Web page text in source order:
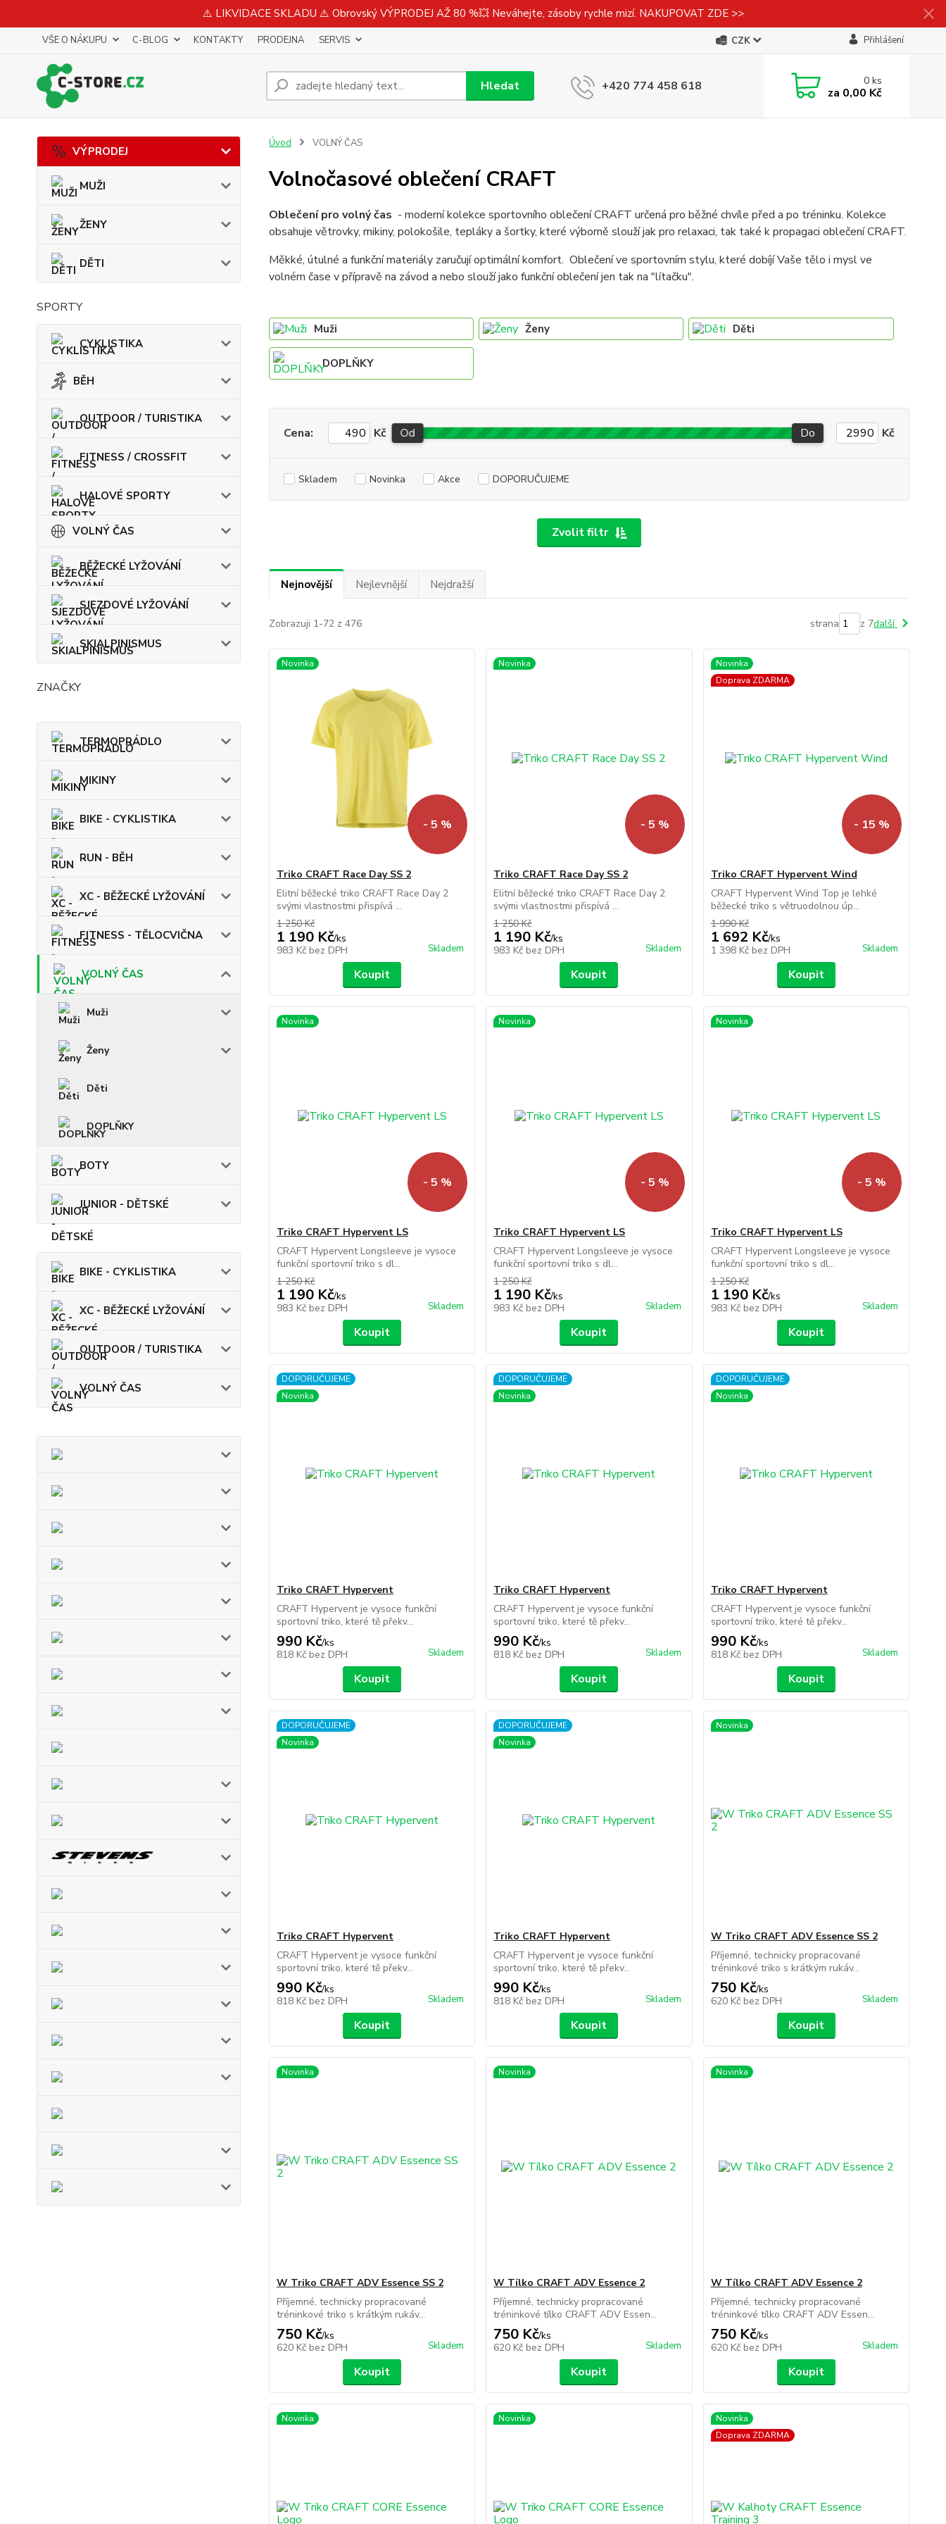
⚠️ LIKVIDACE SKLADU ⚠️ Obrovský VÝPRODEJ AŽ 80 %💥 Neváhejte, zásoby rychle mizí. NAKUPOVAT ZDE >>
VŠE O NÁKUPU C-BLOG KONTAKTY PRODEJNA SERVIS CZK Přihlášení
Hledat +420 774 458 618 0ks
za 0,00 Kč
VÝPRODEJ
MUŽI
ŽENY
DĚTI
SPORTY
CYKLISTIKA
BĚH
OUTDOOR / TURISTIKA
FITNESS / CROSSFIT
HALOVÉ SPORTY
VOLNÝ ČAS
BĚŽECKÉ LYŽOVÁNÍ
SJEZDOVÉ LYŽOVÁNÍ
SKIALPINISMUS
ZNAČKY
TERMOPRÁDLO
MIKINY
BIKE - CYKLISTIKA
RUN - BĚH
XC - BĚŽECKÉ LYŽOVÁNÍ
FITNESS - TĚLOCVIČNA
VOLNÝ ČAS
Muži
Ženy
Děti
DOPLŇKY
BOTY
JUNIOR - DĚTSKÉ
BIKE - CYKLISTIKA
XC - BĚŽECKÉ LYŽOVÁNÍ
OUTDOOR / TURISTIKA
VOLNÝ ČAS
Úvod VOLNÝ ČAS
Volnočasové oblečení CRAFT
Oblečení pro volný čas - moderní kolekce sportovního oblečení CRAFT určená pro běžné chvíle před a po tréninku. Kolekce
obsahuje větrovky, mikiny, polokošile, tepláky a šortky, které výborně slouží jak pro relaxaci, tak také k propagaci oblečení CRAFT.
Měkké, útulné a funkční materiály zaručují optimální komfort. Oblečení ve sportovním stylu, které dobíjí Vaše tělo i mysl ve
volném čase v přípravě na závod a nebo slouží jako funkční oblečení jen tak na "lítačku".
Muži Ženy Děti
DOPLŇKY
Zvolit filtr
Cena: Kč Od Do Kč
Skladem Novinka Akce DOPORUČUJEME
Nejnovější Nejlevnější Nejdražší
Zobrazuji 1-72 z 476 strana z 7další
Novinka
- 5 %
Triko CRAFT Race Day SS 2
Elitní běžecké triko CRAFT Race Day 2
svými vlastnostmi přispívá ...
1 250 Kč
1 190 Kč/ks
983 Kč bez DPH Skladem
Koupit
Novinka
- 5 %
Triko CRAFT Race Day SS 2
Elitní běžecké triko CRAFT Race Day 2
svými vlastnostmi přispívá ...
1 250 Kč
1 190 Kč/ks
983 Kč bez DPH Skladem
Koupit
Novinka
Doprava ZDARMA
- 15 %
Triko CRAFT Hypervent Wind
CRAFT Hypervent Wind Top je lehké
běžecké triko s větruodolnou úp...
1 990 Kč
1 692 Kč/ks
1 398 Kč bez DPH Skladem
Koupit
Novinka
- 5 %
Triko CRAFT Hypervent LS
CRAFT Hypervent Longsleeve je vysoce
funkční sportovní triko s dl...
1 250 Kč
1 190 Kč/ks
983 Kč bez DPH Skladem
Koupit
Novinka
- 5 %
Triko CRAFT Hypervent LS
CRAFT Hypervent Longsleeve je vysoce
funkční sportovní triko s dl...
1 250 Kč
1 190 Kč/ks
983 Kč bez DPH Skladem
Koupit
Novinka
- 5 %
Triko CRAFT Hypervent LS
CRAFT Hypervent Longsleeve je vysoce
funkční sportovní triko s dl...
1 250 Kč
1 190 Kč/ks
983 Kč bez DPH Skladem
Koupit
DOPORUČUJEME
Novinka
Triko CRAFT Hypervent
CRAFT Hypervent je vysoce funkční
sportovní triko, které tě překv...
990 Kč/ks
818 Kč bez DPH Skladem
Koupit
DOPORUČUJEME
Novinka
Triko CRAFT Hypervent
CRAFT Hypervent je vysoce funkční
sportovní triko, které tě překv...
990 Kč/ks
818 Kč bez DPH Skladem
Koupit
DOPORUČUJEME
Novinka
Triko CRAFT Hypervent
CRAFT Hypervent je vysoce funkční
sportovní triko, které tě překv...
990 Kč/ks
818 Kč bez DPH Skladem
Koupit
DOPORUČUJEME
Novinka
Triko CRAFT Hypervent
CRAFT Hypervent je vysoce funkční
sportovní triko, které tě překv...
990 Kč/ks
818 Kč bez DPH Skladem
Koupit
DOPORUČUJEME
Novinka
Triko CRAFT Hypervent
CRAFT Hypervent je vysoce funkční
sportovní triko, které tě překv...
990 Kč/ks
818 Kč bez DPH Skladem
Koupit
Novinka
W Triko CRAFT ADV Essence SS 2
Příjemné, technicky propracované
tréninkové triko s krátkým rukáv...
750 Kč/ks
620 Kč bez DPH Skladem
Koupit
Novinka
W Triko CRAFT ADV Essence SS 2
Příjemné, technicky propracované
tréninkové triko s krátkým rukáv...
750 Kč/ks
620 Kč bez DPH Skladem
Koupit
Novinka
W Tílko CRAFT ADV Essence 2
Příjemné, technicky propracované
tréninkové tílko CRAFT ADV Essen...
750 Kč/ks
620 Kč bez DPH Skladem
Koupit
Novinka
W Tílko CRAFT ADV Essence 2
Příjemné, technicky propracované
tréninkové tílko CRAFT ADV Essen...
750 Kč/ks
620 Kč bez DPH Skladem
Koupit
Novinka Novinka
Novinka
Doprava ZDARMA